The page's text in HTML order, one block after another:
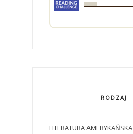
RODZAJ
LITERATURA AMERYKAŃSKA